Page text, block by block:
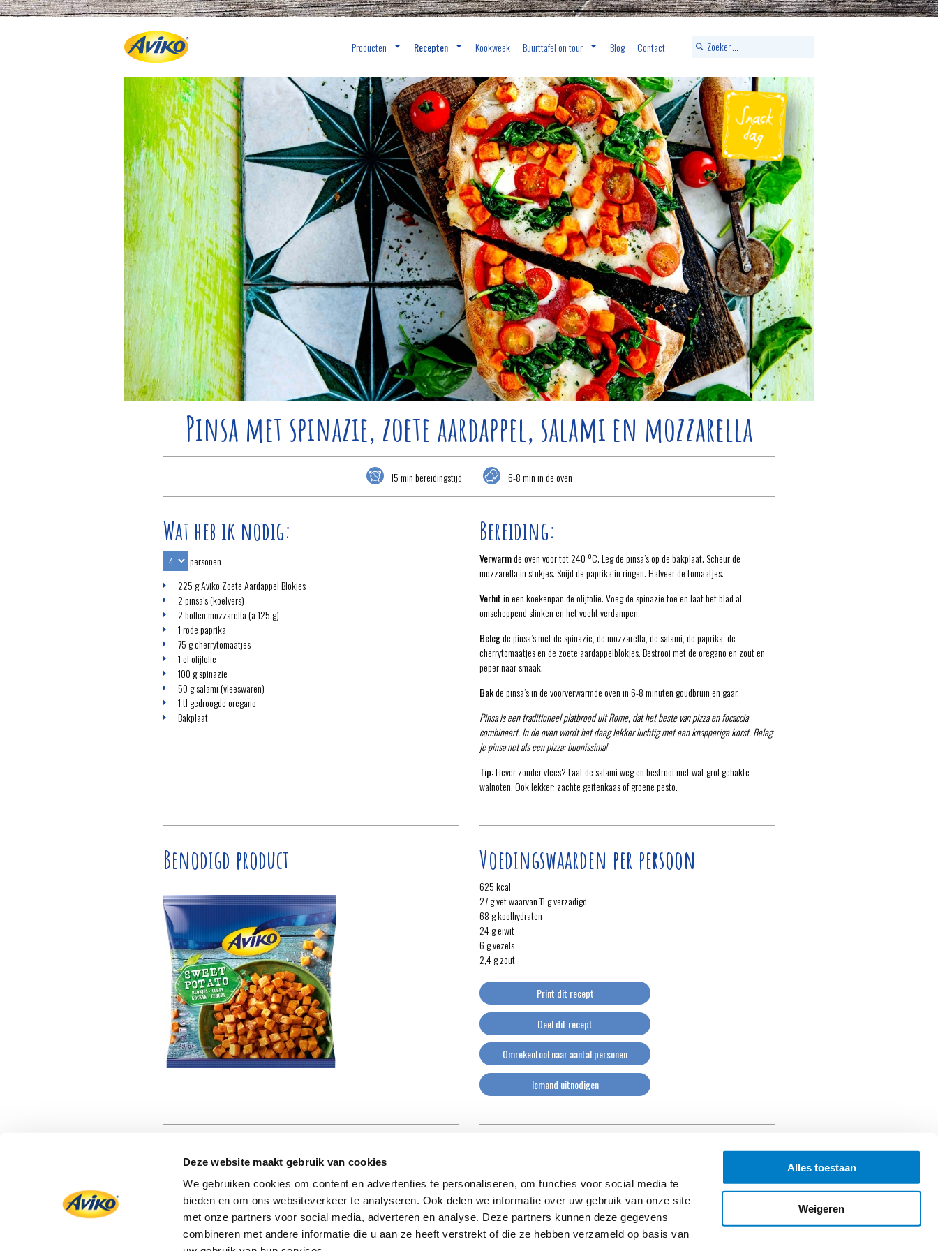
Deze website maakt gebruik van cookies
We gebruiken cookies om content en advertenties te personaliseren, om functies voor social media te
bieden en om ons websiteverkeer te analyseren. Ook delen we informatie over uw gebruik van onze site
met onze partners voor social media, adverteren en analyse. Deze partners kunnen deze gegevens
combineren met andere informatie die u aan ze heeft verstrekt of die ze hebben verzameld op basis van
Alles toestaan
Weigeren
Producten Recepten Kookweek Buurttafel on tour Blog Contact
Pinsa met spinazie, zoete aardappel, salami en mozzarella
15 min bereidingstijd 6-8 min in de oven
Wat heb ik nodig:
personen
225 g Aviko Zoete Aardappel Blokjes
2 pinsa’s (koelvers)
2 bollen mozzarella (à 125 g)
1 rode paprika
75 g cherrytomaatjes
1 el olijfolie
100 g spinazie
50 g salami (vleeswaren)
1 tl gedroogde oregano
Bakplaat
Bereiding:
Verwarmde oven voor tot 240 ºC. Leg de pinsa’s op de bakplaat. Scheur de
mozzarella in stukjes. Snijd de paprika in ringen. Halveer de tomaatjes.
Verhitin een koekenpan de olijfolie. Voeg de spinazie toe en laat het blad al
omscheppend slinken en het vocht verdampen.
Belegde pinsa’s met de spinazie, de mozzarella, de salami, de paprika, de
cherrytomaatjes en de zoete aardappelblokjes. Bestrooi met de oregano en zout en
peper naar smaak.
Bakde pinsa’s in de voorverwarmde oven in 6-8 minuten goudbruin en gaar.
Pinsa is een traditioneel platbrood uit Rome, dat het beste van pizza en focaccia
combineert. In de oven wordt het deeg lekker luchtig met een knapperige korst. Beleg
je pinsa net als een pizza: buonissima!
Tip:Liever zonder vlees? Laat de salami weg en bestrooi met wat grof gehakte
walnoten. Ook lekker: zachte geitenkaas of groene pesto.
Benodigd product Voedingswaarden per persoon
625 kcal
27 g vet waarvan 11 g verzadigd
68 g koolhydraten
24 g eiwit
6 g vezels
2,4 g zout
Print dit recept
Deel dit recept
Omrekentool naar aantal personen
Iemand uitnodigen